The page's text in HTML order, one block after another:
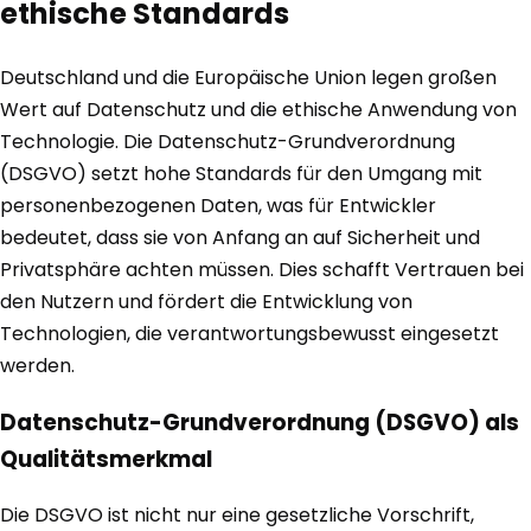
ethische Standards
Deutschland und die Europäische Union legen großen
Wert auf Datenschutz und die ethische Anwendung von
Technologie. Die Datenschutz-Grundverordnung
(DSGVO) setzt hohe Standards für den Umgang mit
personenbezogenen Daten, was für Entwickler
bedeutet, dass sie von Anfang an auf Sicherheit und
Privatsphäre achten müssen. Dies schafft Vertrauen bei
den Nutzern und fördert die Entwicklung von
Technologien, die verantwortungsbewusst eingesetzt
werden.
Datenschutz-Grundverordnung (DSGVO) als
Qualitätsmerkmal
Die DSGVO ist nicht nur eine gesetzliche Vorschrift,